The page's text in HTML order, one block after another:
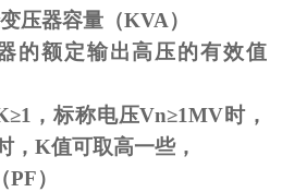
压器容量（KVA）
额定输出高压的有效值
≥1，标称电压Vn≥1MV时，
，K值可取高一些，
）